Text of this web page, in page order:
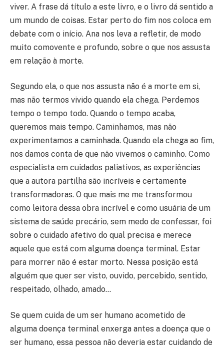
viver. A frase dá título a este livro, e o livro dá sentido a
um mundo de coisas. Estar perto do fim nos coloca em
debate com o início. Ana nos leva a refletir, de modo
muito comovente e profundo, sobre o que nos assusta
em relação à morte.
Segundo ela, o que nos assusta não é a morte em si,
mas não termos vivido quando ela chega. Perdemos
tempo o tempo todo. Quando o tempo acaba,
queremos mais tempo. Caminhamos, mas não
experimentamos a caminhada. Quando ela chega ao fim,
nos damos conta de que não vivemos o caminho. Como
especialista em cuidados paliativos, as experiências
que a autora partilha são incríveis e certamente
transformadoras. O que mais me me transformou
como leitora dessa obra incrível e como usuária de um
sistema de saúde precário, sem medo de confessar, foi
sobre o cuidado afetivo do qual precisa e merece
aquele que está com alguma doença terminal. Estar
para morrer não é estar morto. Nessa posição está
alguém que quer ser visto, ouvido, percebido, sentido,
respeitado, olhado, amado…
Se quem cuida de um ser humano acometido de
alguma doença terminal enxerga antes a doença que o
ser humano, essa pessoa não deveria estar cuidando de